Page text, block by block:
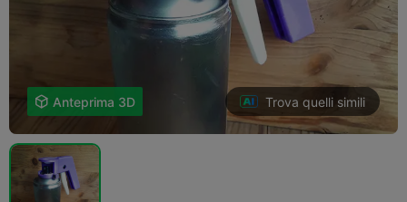
 Anteprima 3D Trova quelli simili